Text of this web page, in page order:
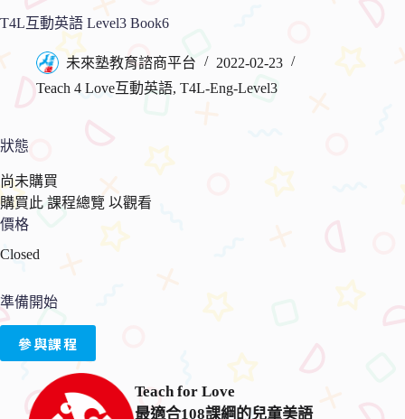
容
T4L互動英語 Level3 Book6
未來塾教育諮商平台
2022-02-23
Teach 4 Love互動英語, T4L-Eng-Level3
狀態
尚未購買
購買此 課程總覽 以觀看
價格
Closed
準備開始
參與課程
Teach for Love
最適合108課綱的兒童美語